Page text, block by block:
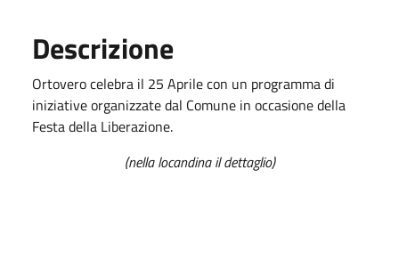
Descrizione
Ortovero celebra il 25 Aprile con un programma di
iniziative organizzate dal Comune in occasione della
Festa della Liberazione.
(nella locandina il dettaglio)